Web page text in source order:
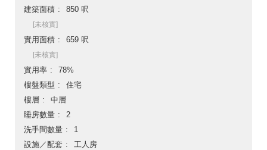
建築面積
850 呎
[未核實]
實用面積 659 呎
[未核實]
實用率
78%
樓盤類型
住宅
樓層
中層
睡房數量
2
洗手間數量
1
設施／配套
工人房